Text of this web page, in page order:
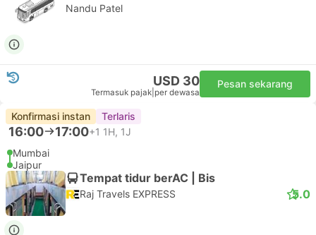
Nandu Patel
USD 30
Termasuk pajak per dewasa
Pesan sekarang
Konfirmasi instan Terlaris
16:00 17:00+1 1H, 1J
Mumbai
Jaipur
Tempat tidur berAC | Bis
Raj Travels EXPRESS 5.0